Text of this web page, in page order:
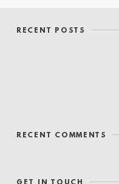
RECENT POSTS
RECENT COMMENTS